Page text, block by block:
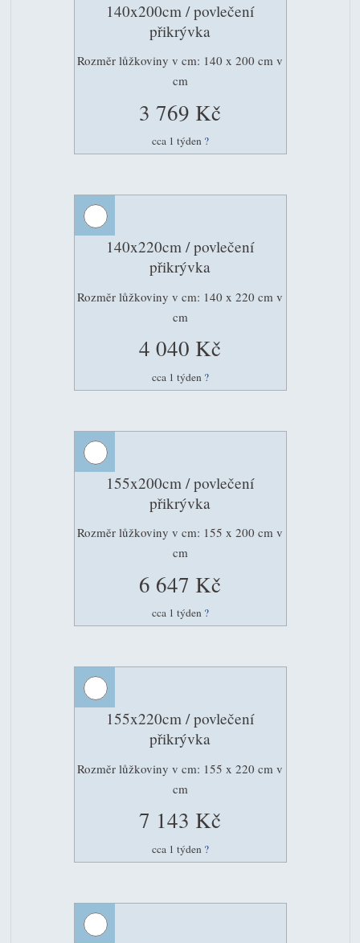
140x200cm / povlečení
přikrývka
Rozměr lůžkoviny v cm: 140 x 200 cm v
cm
3 769 Kč
cca 1 týden ?
140x220cm / povlečení
přikrývka
Rozměr lůžkoviny v cm: 140 x 220 cm v
cm
4 040 Kč
cca 1 týden ?
155x200cm / povlečení
přikrývka
Rozměr lůžkoviny v cm: 155 x 200 cm v
cm
6 647 Kč
cca 1 týden ?
155x220cm / povlečení
přikrývka
Rozměr lůžkoviny v cm: 155 x 220 cm v
cm
7 143 Kč
cca 1 týden ?